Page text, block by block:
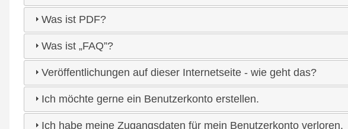
Was ist PDF?
Was ist „FAQ”?
Veröffentlichungen auf dieser Internetseite - wie geht das?
Ich möchte gerne ein Benutzerkonto erstellen.
Ich habe meine Zugangsdaten für mein Benutzerkonto verloren.